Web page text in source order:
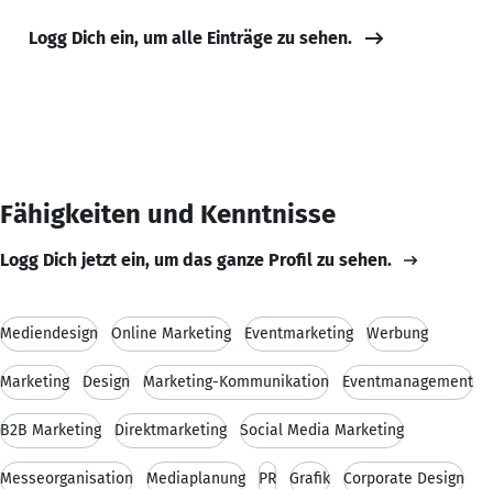
Logg Dich ein, um alle Einträge zu sehen.
Fähigkeiten und Kenntnisse
Logg Dich jetzt ein, um das ganze Profil zu sehen.
Mediendesign Online Marketing Eventmarketing Werbung
Marketing Design Marketing-Kommunikation Eventmanagement
B2B Marketing Direktmarketing Social Media Marketing
Messeorganisation Mediaplanung PR Grafik Corporate Design